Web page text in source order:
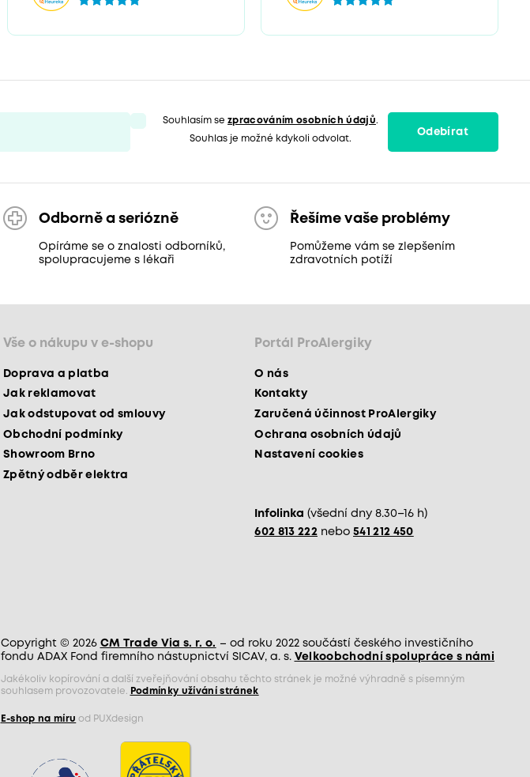
Souhlasím sezpracováním osobních údajů.
Souhlas je možné kdykoli odvolat.
Odebírat
Odborně a seriózně
Opíráme se o znalosti odborníků,
spolupracujeme s lékaři
Řešíme vaše problémy
Pomůžeme vám se zlepšením
zdravotních potíží
Vše o nákupu v e-shopu
Doprava a platba
Jak reklamovat
Jak odstupovat od smlouvy
Obchodní podmínky
Showroom Brno
Zpětný odběr elektra
Portál ProAlergiky
O nás
Kontakty
Zaručená účinnost ProAlergiky
Ochrana osobních údajů
Nastavení cookies
Infolinka (všední dny 8.30–16 h)
602 813 222 nebo 541 212 450
Copyright © 2026 CM Trade Via s. r. o. – od roku 2022 součástí českého investičního
fondu ADAX Fond firemního nástupnictví SICAV, a. s. Velkoobchodní spolupráce s námi
Jakékoliv kopírování a další zveřejňování obsahu těchto stránek je možné výhradně s písemným
souhlasem provozovatele.
Podmínky užívání stránek
E-shop na míru od PUXdesign